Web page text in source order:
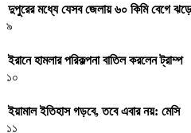
দুপুরের মধ্যে যেসব জেলায় ৬০ কিমি বেগে
৯
ইরানে হামলার পরিকল্পনা বাতিল করলেন ট্রাম্প
১০
ইয়ামাল ইতিহাস গড়বে, তবে এবার নয়: মেসি
১১